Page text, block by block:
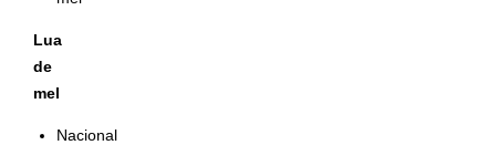
Lua
de
mel
Nacional